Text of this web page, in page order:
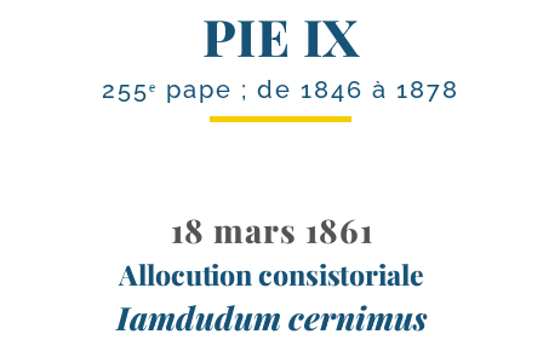
PIE IX
255ᵉ pape ; de 1846 à 1878
18 mars 1861
Allocution consistoriale
Iamdudum cernimus